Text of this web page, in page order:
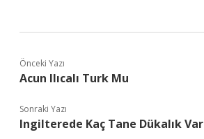
Önceki Yazı
Acun Ilıcalı Turk Mu
Sonraki Yazı
Ingilterede Kaç Tane Dükalık Var